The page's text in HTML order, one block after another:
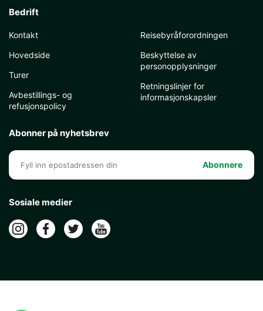
Bedrift
Kontakt
Hovedside
Turer
Avbestillings- og
refusjonspolicy
Reisebyråforordningen
Beskyttelse av
personopplysninger
Retningslinjer for
informasjonskapsler
Abonner på nyhetsbrev
Abonnere
Sosiale medier